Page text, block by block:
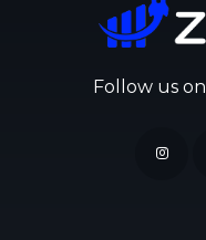
Follow us on